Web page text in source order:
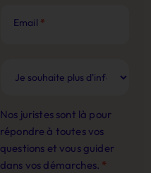
Email *
Nos juristes sont là pour
répondre à toutes vos
questions et vous guider
dans vos démarches. *